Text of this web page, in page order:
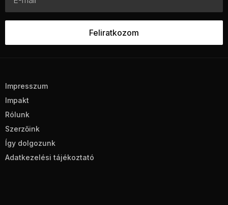
Impresszum
Impakt
Rólunk
Szerzőink
Így dolgozunk
Adatkezelési tájékoztató